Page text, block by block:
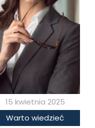
15 kwietnia 2025
Warto wiedzieć